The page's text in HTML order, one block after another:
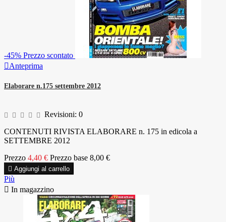
-45% Prezzo scontato
Anteprima
Elaborare n.175 settembre 2012
Revisioni: 0
CONTENUTI RIVISTA ELABORARE n. 175 in edicola a
SETTEMBRE 2012
Prezzo 4,40 € Prezzo base 8,00 €
 Aggiungi al carrello
Più
 In magazzino